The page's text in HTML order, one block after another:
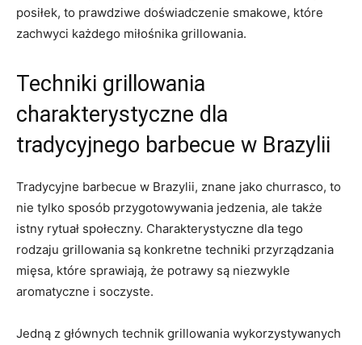
posiłek, ⁣to prawdziwe doświadczenie smakowe, ⁣które
zachwyci każdego ‍miłośnika​ grillowania.
Techniki grillowania
charakterystyczne dla
tradycyjnego barbecue w Brazylii
Tradycyjne barbecue w⁣ Brazylii, znane jako churrasco, to
⁣nie tylko sposób przygotowywania jedzenia, ⁢ale także
istny rytuał społeczny. Charakterystyczne dla tego
rodzaju grillowania są konkretne techniki przyrządzania
mięsa, które sprawiają, że potrawy są niezwykle
aromatyczne i ​soczyste.
Jedną z głównych technik grillowania wykorzystywanych